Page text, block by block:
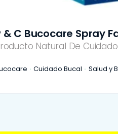
Natural De Cuidado
& C Bucocare Spray
Cuidado Bucal Salud y